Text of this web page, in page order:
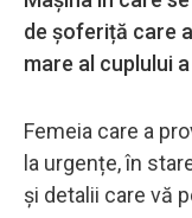
de șoferiță care
mare al cuplului
Femeia care a
la urgențe, în
și detalii care vă